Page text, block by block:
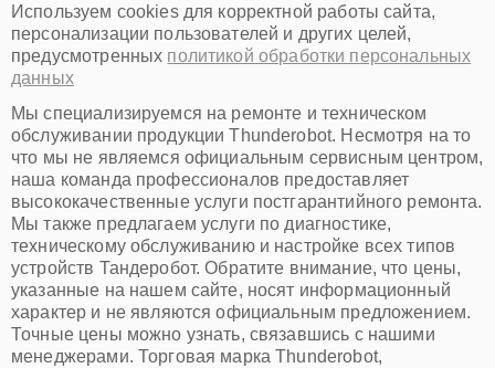
Омск
Красноярск
Пермь
Ульяновск
Киров
Архангельск
Астрахань
Белгород
Благовещенск
Брянск
Владивосток
Владикавказ
Владимир
Волжский
Вологда
Используем cookies для корректной работы сайта,
персонализации пользователей и других целей,
предусмотренных политикой обработки персональных
данных
Мы специализируемся на ремонте и техническом
обслуживании продукции Thunderobot. Несмотря на то
что мы не являемся официальным сервисным центром,
наша команда профессионалов предоставляет
высококачественные услуги постгарантийного ремонта.
Мы также предлагаем услуги по диагностике,
техническому обслуживанию и настройке всех типов
устройств Тандеробот. Обратите внимание, что цены,
указанные на нашем сайте, носят информационный
характер и не являются официальным предложением.
Точные цены можно узнать, связавшись с нашими
менеджерами. Торговая марка Thunderobot,